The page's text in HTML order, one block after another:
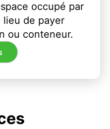
occupé par
lieu de payer
ou conteneur.